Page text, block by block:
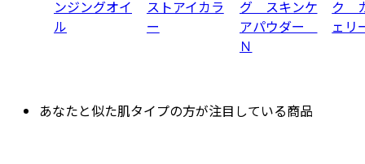
ンジングオイ
ル
ストアイカラ
ー
グ スキンケ
アパウダー
Ｎ
ク
ェ
あなたと似た肌タイプの方が注目している商品